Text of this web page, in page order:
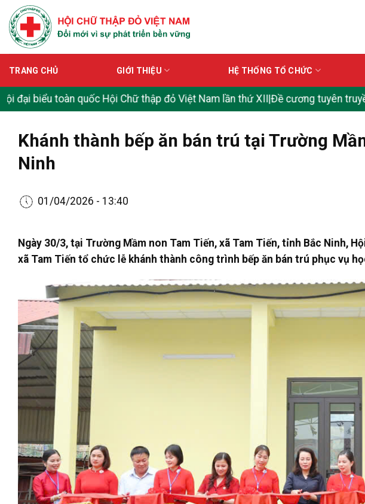
Skip
content
TRANG CHỦ GIỚI THIỆU HỆ THỐNG TỔ CHỨC
toàn quốc Hội Chữ thập đỏ Việt Nam lần thứ XII|Đề cương tuyên truyền Đại
Khánh thành bếp ăn bán trú tại Trường
Ninh
01/04/2026 - 13:40
Ngày 30/3, tại Trường Mầm non Tam Tiến, xã Tam Tiến, tỉnh Bắc Ninh,
xã Tam Tiến tổ chức lễ khánh thành công trình bếp ăn bán trú phục vụ